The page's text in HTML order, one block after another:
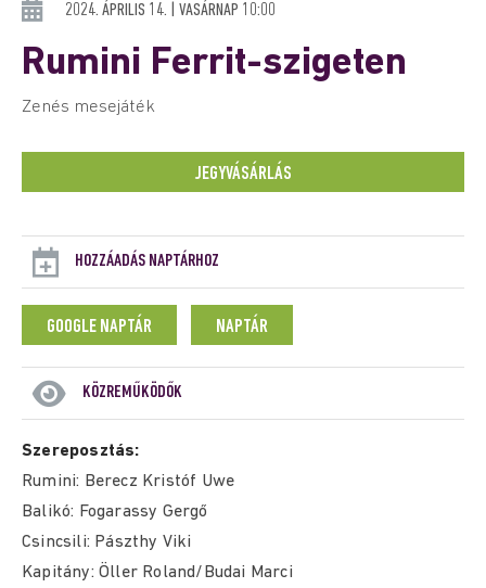
2024. ÁPRILIS 14. | VASÁRNAP 10:00
Rumini Ferrit-szigeten
Zenés mesejáték
JEGYVÁSÁRLÁS
HOZZÁADÁS NAPTÁRHOZ
GOOGLE NAPTÁR NAPTÁR
KÖZREMŰKÖDŐK
Szereposztás:
Rumini: Berecz Kristóf Uwe
Balikó: Fogarassy Gergő
Csincsili: Pászthy Viki
Kapitány: Öller Roland/Budai Marci